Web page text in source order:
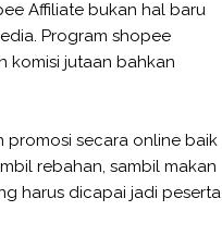
Affiliate bukan hal baru
Program shopee
komisi jutaan bahkan
promosi secara online baik
rebahan, sambil makan
harus dicapai jadi peserta